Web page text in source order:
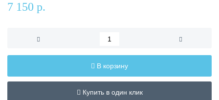
7 150 р.
В корзину
Купить в один клик